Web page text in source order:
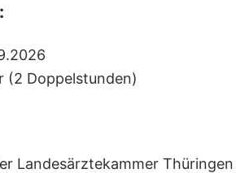
(2 Doppelstunden)
Landesärztekammer